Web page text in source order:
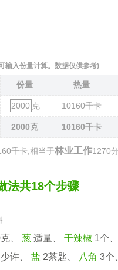
输入份量计算。数据仅供参考)
份量 热量
克 10160千卡
2000克 10160千卡
千卡,相当于林业工作1270
法共18个步骤
克、葱 适量、干辣椒 1个
少许、盐 2茶匙、 八角 3个